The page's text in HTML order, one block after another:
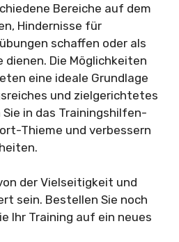
Bereiche auf dem
Hindernisse für
schaffen oder als
dienen. Die Möglichkeiten
eine ideale Grundlage
und zielgerichtetes
in das Trainingshilfen-
Thieme und verbessern
der Vielseitigkeit und
sein. Bestellen Sie noch
Ihr Training auf ein neues